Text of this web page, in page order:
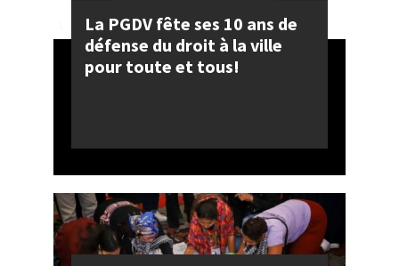
La PGDV fête ses 10 ans de
défense du droit à la ville
pour toute et tous!